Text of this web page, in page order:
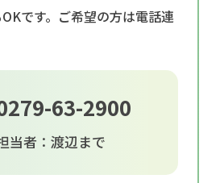
です。ご希望の方は電話連
63-2900
当者：渡辺まで